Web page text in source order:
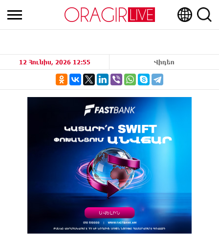
12 Հունիս, 2026 12:55 Վիդեո